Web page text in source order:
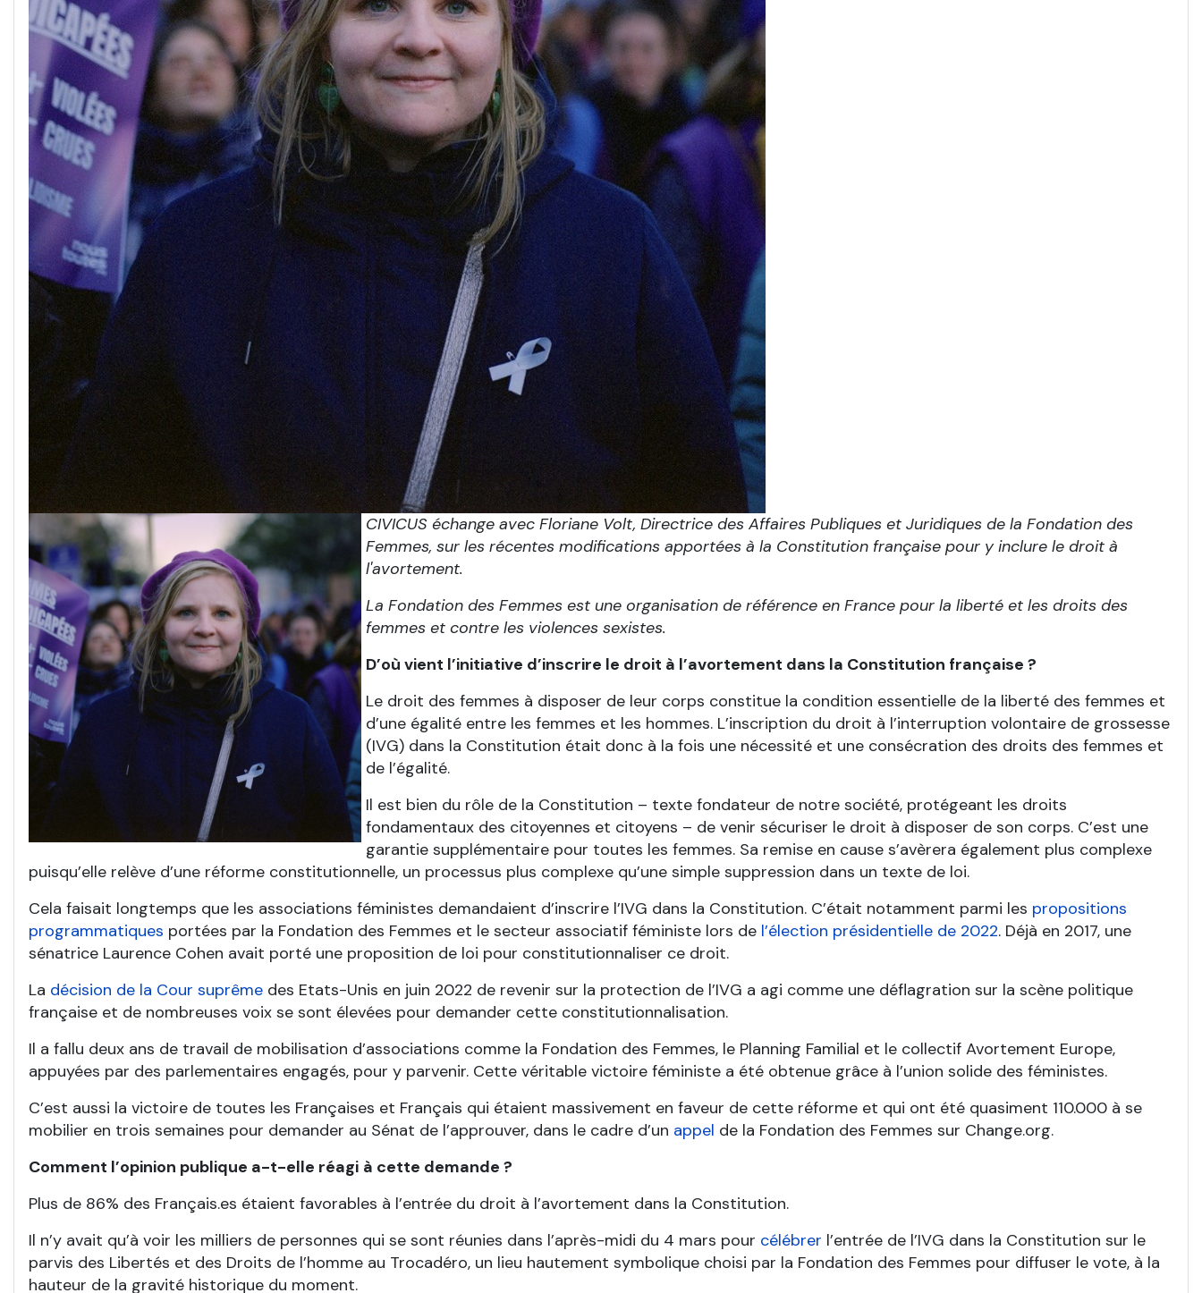
CIVICUS échange avec Floriane Volt, Directrice des Affaires Publiques et Juridiques de la Fondation des
Femmes, sur les récentes modifications apportées à la Constitution française pour y inclure le droit à
l'avortement.
La Fondation des Femmes est une organisation de référence en France pour la liberté et les droits des
femmes et contre les violences sexistes.
D’où vient l’initiative d’inscrire le droit à l’avortement dans la Constitution française ?
Le droit des femmes à disposer de leur corps constitue la condition essentielle de la liberté des femmes et
d’une égalité entre les femmes et les hommes. L’inscription du droit à l’interruption volontaire de grossesse
(IVG) dans la Constitution était donc à la fois une nécessité et une consécration des droits des femmes et
de l’égalité.
Il est bien du rôle de la Constitution – texte fondateur de notre société, protégeant les droits
fondamentaux des citoyennes et citoyens – de venir sécuriser le droit à disposer de son corps. C’est une
garantie supplémentaire pour toutes les femmes. Sa remise en cause s’avèrera également plus complexe
puisqu’elle relève d’une réforme constitutionnelle, un processus plus complexe qu’une simple suppression dans un texte de loi.
Cela faisait longtemps que les associations féministes demandaient d’inscrire l’IVG dans la Constitution. C’était notamment parmi les propositions
programmatiques portées par la Fondation des Femmes et le secteur associatif féministe lors de l’élection présidentielle de 2022. Déjà en 2017, une
sénatrice Laurence Cohen avait porté une proposition de loi pour constitutionnaliser ce droit.
La décision de la Cour suprême des Etats-Unis en juin 2022 de revenir sur la protection de l’IVG a agi comme une déflagration sur la scène politique
française et de nombreuses voix se sont élevées pour demander cette constitutionnalisation.
Il a fallu deux ans de travail de mobilisation d’associations comme la Fondation des Femmes, le Planning Familial et le collectif Avortement Europe,
appuyées par des parlementaires engagés, pour y parvenir. Cette véritable victoire féministe a été obtenue grâce à l’union solide des féministes.
C’est aussi la victoire de toutes les Françaises et Français qui étaient massivement en faveur de cette réforme et qui ont été quasiment 110.000 à se
mobilier en trois semaines pour demander au Sénat de l’approuver, dans le cadre d’un appel de la Fondation des Femmes sur Change.org.
Comment l’opinion publique a-t-elle réagi à cette demande ?
Plus de 86% des Français.es étaient favorables à l’entrée du droit à l’avortement dans la Constitution.
Il n’y avait qu’à voir les milliers de personnes qui se sont réunies dans l’après-midi du 4 mars pour célébrer l’entrée de l’IVG dans la Constitution sur le
parvis des Libertés et des Droits de l’homme au Trocadéro, un lieu hautement symbolique choisi par la Fondation des Femmes pour diffuser le vote, à la
hauteur de la gravité historique du moment.